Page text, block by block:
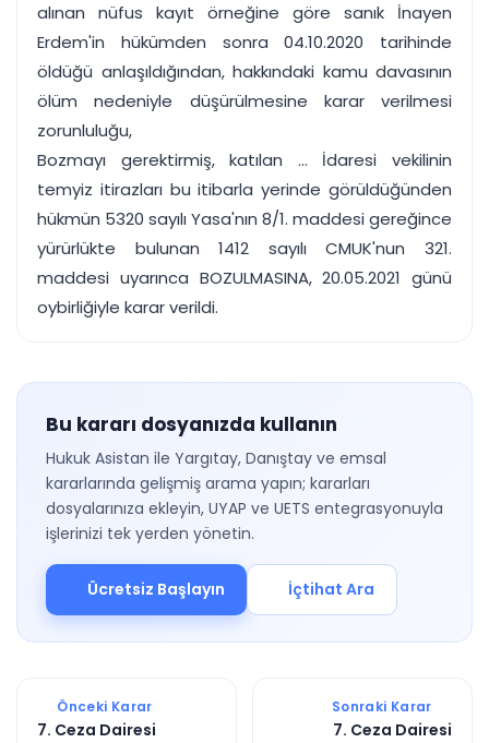
alınan nüfus kayıt örneğine göre sanık İnayen
Erdem'in hükümden sonra 04.10.2020 tarihinde
öldüğü anlaşıldığından, hakkındaki kamu davasının
ölüm nedeniyle düşürülmesine karar verilmesi
zorunluluğu,
Bozmayı gerektirmiş, katılan ... İdaresi vekilinin
temyiz itirazları bu itibarla yerinde görüldüğünden
hükmün 5320 sayılı Yasa'nın 8/1. maddesi gereğince
yürürlükte bulunan 1412 sayılı CMUK'nun 321.
maddesi uyarınca BOZULMASINA, 20.05.2021 günü
oybirliğiyle karar verildi.
Bu kararı dosyanızda kullanın
Hukuk Asistan ile Yargıtay, Danıştay ve emsal
kararlarında gelişmiş arama yapın; kararları
dosyalarınıza ekleyin, UYAP ve UETS entegrasyonuyla
işlerinizi tek yerden yönetin.
Ücretsiz Başlayın İçtihat Ara
Önceki Karar
7. Ceza Dairesi
Sonraki Karar
7. Ceza Dairesi